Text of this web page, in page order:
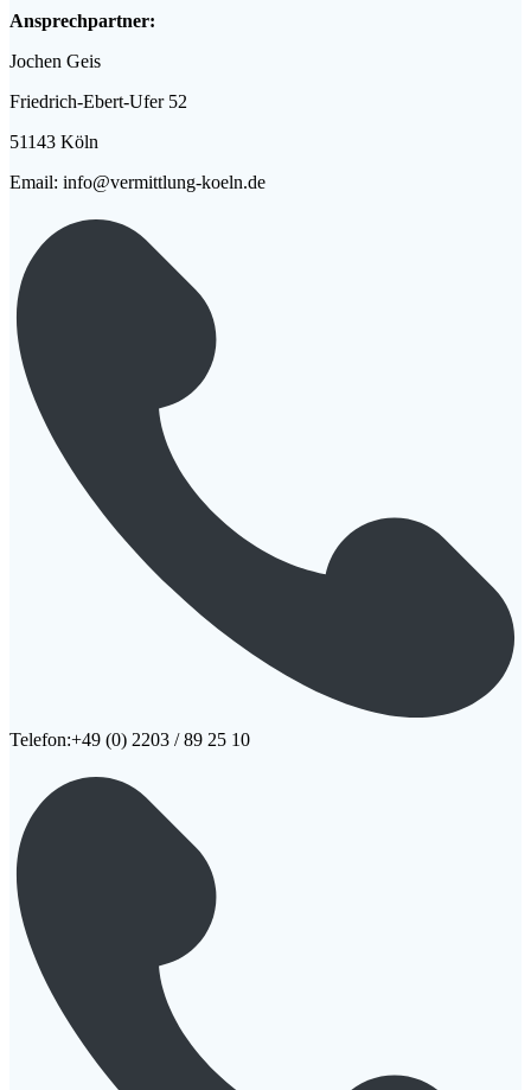
Ansprechpartner:
Jochen Geis
Friedrich-Ebert-Ufer 52
51143 Köln
Email: info@vermittlung-koeln.de
Telefon:+49 (0) 2203 / 89 25 10